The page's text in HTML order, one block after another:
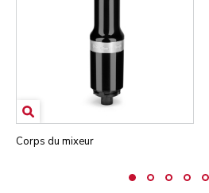
Corps du mixeur